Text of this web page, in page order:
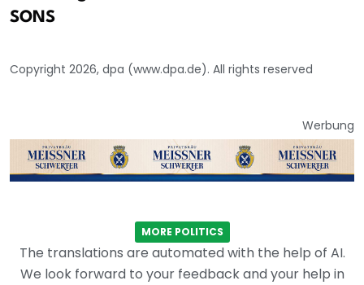
SONS
Copyright 2026, dpa (www.dpa.de). All rights reserved
Werbung
MORE POLITICS
The translations are automated with the help of AI.
We look forward to your feedback and your help in